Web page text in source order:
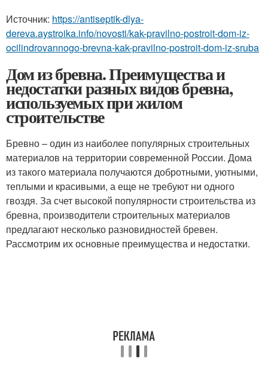
Источник: https://antiseptik-dlya-
dereva.aystroika.info/novosti/kak-pravilno-postroit-dom-iz-
ocilindrovannogo-brevna-kak-pravilno-postroit-dom-iz-sruba
Дом из бревна. Преимущества и
недостатки разных видов бревна,
используемых при жилом
строительстве
Бревно – один из наиболее популярных строительных
материалов на территории современной России. Дома
из такого материала получаются добротными, уютными,
теплыми и красивыми, а еще не требуют ни одного
гвоздя. За счет высокой популярности строительства из
бревна, производители строительных материалов
предлагают несколько разновидностей бревен.
Рассмотрим их основные преимущества и недостатки.